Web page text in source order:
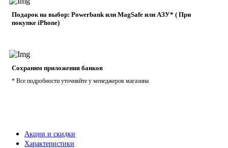
Подарок на выбор: Powerbank или MagSafe или AЗУ* ( При
покупке iPhone)
Сохраним приложения банков
* Все подробности уточняйте у менеджеров магазина
Акции и скидки
Характеристики